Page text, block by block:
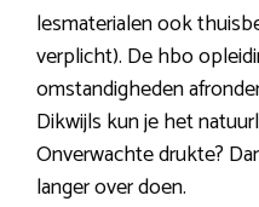
lesmaterialen ook
verplicht). De hbo
omstandigheden
Dikwijls kun je het
Onverwachte drukte?
langer over doen.